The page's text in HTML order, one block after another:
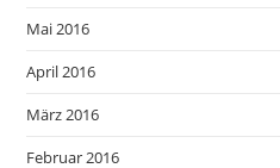
Mai 2016
April 2016
März 2016
Februar 2016